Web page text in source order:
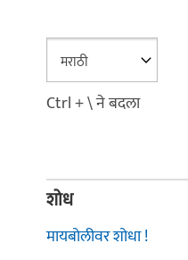
Ctrl + \ ने बदला
शोध
मायबोलीवर शोधा !